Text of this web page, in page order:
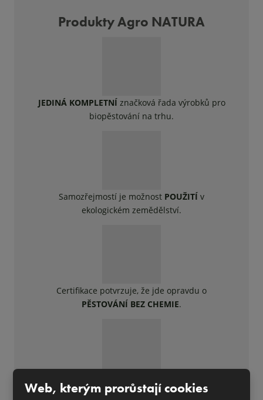
Produkty Agro NATURA
JEDINÁ KOMPLETNÍznačková řada výrobků pro
biopěstování na trhu.
Samozřejmostí je možnost POUŽITÍ v
ekologickém zemědělství.
Certifikace potvrzuje, že jde opravdu o
PĚSTOVÁNÍ BEZ CHEMIE.
Výrobky značky Agro NATURA pocházíZ
Web, kterým prorůstají cookies